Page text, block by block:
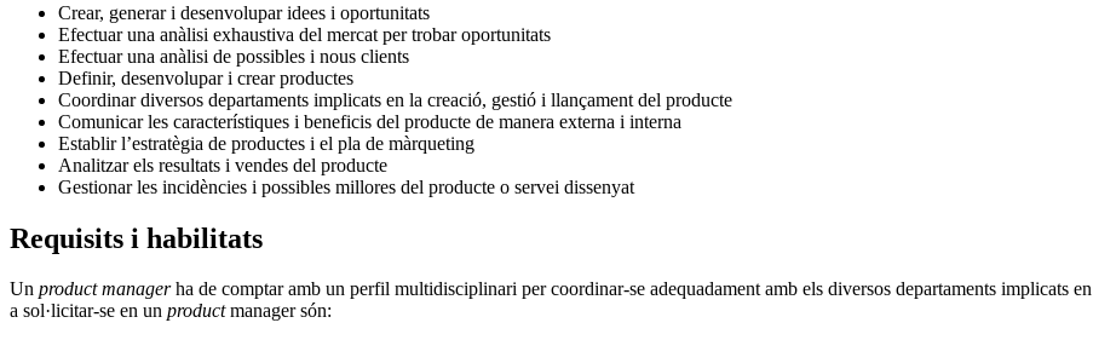
Crear, generar i desenvolupar idees i oportunitats
Efectuar una anàlisi exhaustiva del mercat per trobar oportunitats
Efectuar una anàlisi de possibles i nous clients
Definir, desenvolupar i crear productes
Coordinar diversos departaments implicats en la creació, gestió i llançament del producte
Comunicar les característiques i beneficis del producte de manera externa i interna
Establir l’estratègia de productes i el pla de màrqueting
Analitzar els resultats i vendes del producte
Gestionar les incidències i possibles millores del producte o servei dissenyat
Requisits i habilitats
Un product managerha de comptar amb un perfil multidisciplinari per coordinar-se adequadament amb els diversos departaments implicats
a sol·licitar-se en un productmanager són: